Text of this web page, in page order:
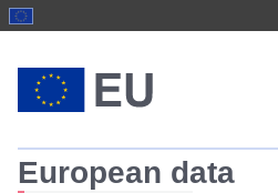
European data